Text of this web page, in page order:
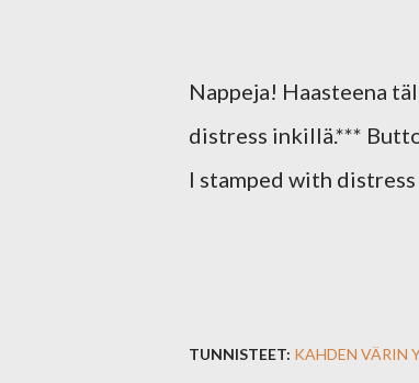
Nappeja! Haasteena
distress inkillä.***
I stamped with
TUNNISTEET: KAHDEN VÄRIN